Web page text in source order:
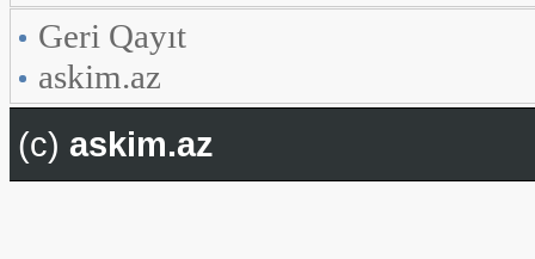
Geri Qayıt
askim.az
(c) askim.az